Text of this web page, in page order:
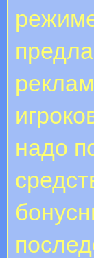
надо